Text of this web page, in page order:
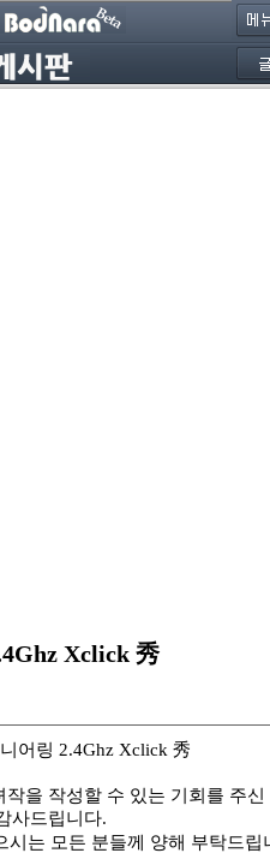
Xclick 秀
어링 2.4Ghz Xclick 秀
을 작성할 수 있는 기회를 주신
사드립니다.
시는 모든 분들께 양해 부탁드립